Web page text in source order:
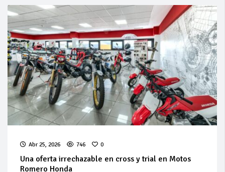
Abr 25, 2026 746 0
Una oferta irrechazable en cross y trial en Motos
Romero Honda